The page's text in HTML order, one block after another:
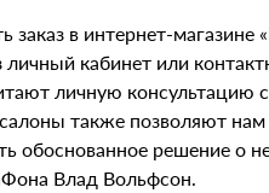
заказ в интернет-
личный кабинет или
личную
также позволяют нам
обоснованное решение о
Влад Вольфсон.